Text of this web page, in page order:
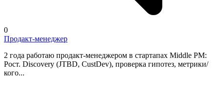
0
Продакт-менеджер
2 года работаю продакт-менеджером в стартапах Middle PM:
Рост. Discovery (JTBD, CustDev), проверка гипотез, метрики/
кого...